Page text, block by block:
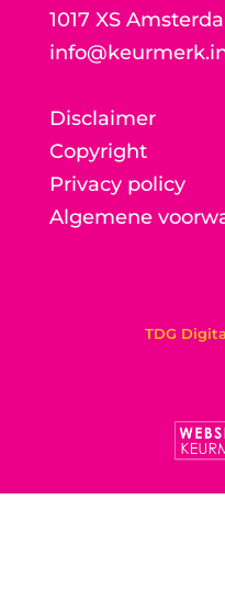
1017 XS
Disclaimer
Copyright
Privacy policy
Algemene
TDG